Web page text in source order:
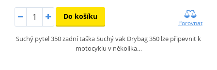
Do košíku
Porovnat
Suchý pytel 350 zadní taška Suchý vak Drybag 350 lze připevnit k
motocyklu v několika…